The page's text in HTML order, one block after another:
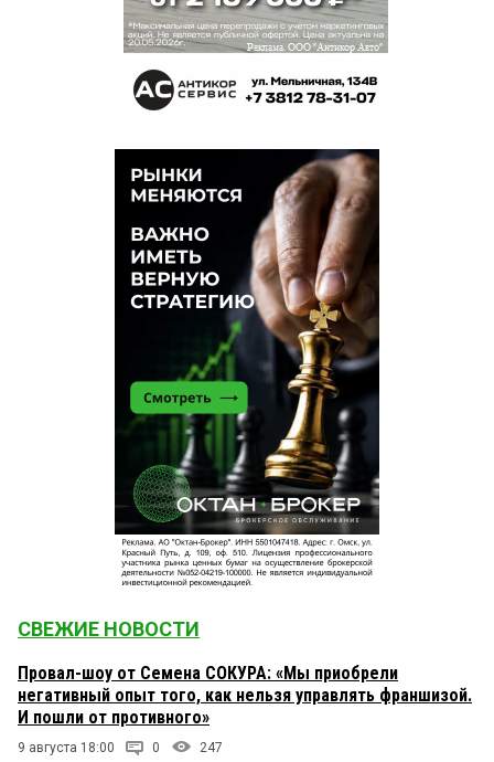
СВЕЖИЕ НОВОСТИ
Провал-шоу от Семена СОКУРА: «Мы приобрели
негативный опыт того, как нельзя управлять франшизой.
И пошли от противного»
9 августа 18:00 0 247